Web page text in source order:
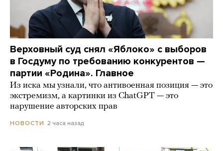
Верховный суд снял «Яблоко» с выборов
в Госдуму по требованию конкурентов —
партии «Родина». Главное
Из иска мы узнали, что антивоенная позиция — это
экстремизм, а картинки из СhatGPT — это
нарушение авторских прав
НОВОСТИ 2 часа назад